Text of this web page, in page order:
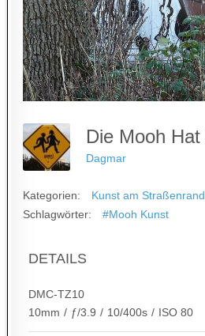
Dagmar
Kategorien:
Kunst am Straßenrand
Schlagwörter:
#Mooh Kunst
DETAILS
DMC-TZ10
10mm / ƒ/3.9 / 10/400s / ISO 80